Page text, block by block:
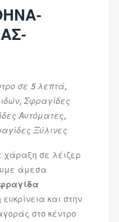
σε 5 λεπτά,
Σφραγίδες
Αυτόματες,
Ξύλινες
χάραξη σε λέιζερ
άμεσα
και στην
στο κέντρο